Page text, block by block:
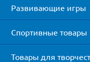
Развивающие игры
Спортивные товары
Товары для